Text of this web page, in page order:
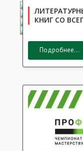
КНИГ СО
Подробнее...